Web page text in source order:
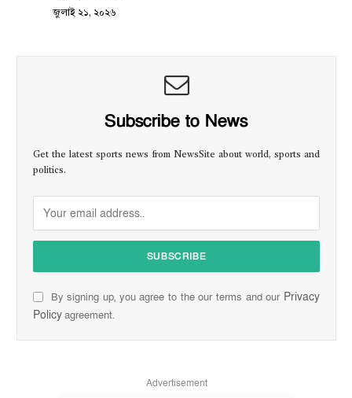
জুলাই ২১, ২০২৬
Subscribe to News
Get the latest sports news from NewsSite about world, sports and
politics.
By signing up, you agree to the our terms and our Privacy
Policyagreement.
Advertisement